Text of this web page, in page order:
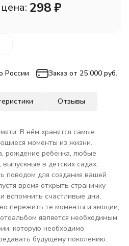
298₽
России Заказ от 25 000 руб.
Отзывы
В нём хранятся самые
моменты из жизни.
рождение ребёнка, любые
в детских садах,
поводом для создания вашей
время открыть страничку
вспомнить счастливые дни,
пережить те моменты и эмоции,
является необходимым
которую необходимо
будущему поколению.